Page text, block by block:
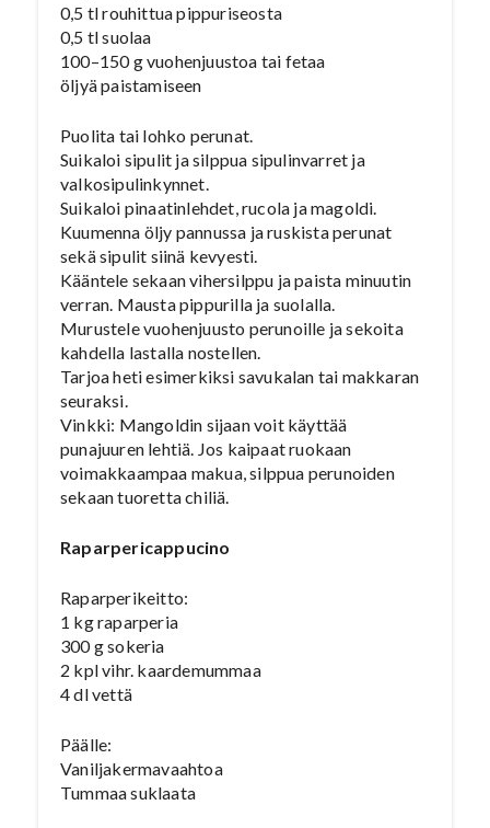
0,5 tl rouhittua pippuriseosta
0,5 tl suolaa
100–150 g vuohenjuustoa tai fetaa
öljyä paistamiseen
Puolita tai lohko perunat.
Suikaloi sipulit ja silppua sipulinvarret ja
valkosipulinkynnet.
Suikaloi pinaatinlehdet, rucola ja magoldi.
Kuumenna öljy pannussa ja ruskista perunat
sekä sipulit siinä kevyesti.
Kääntele sekaan vihersilppu ja paista minuutin
verran. Mausta pippurilla ja suolalla.
Murustele vuohenjuusto perunoille ja sekoita
kahdella lastalla nostellen.
Tarjoa heti esimerkiksi savukalan tai makkaran
seuraksi.
Vinkki: Mangoldin sijaan voit käyttää
punajuuren lehtiä. Jos kaipaat ruokaan
voimakkaampaa makua, silppua perunoiden
sekaan tuoretta chiliä.
Raparpericappucino
Raparperikeitto:
1 kg raparperia
300 g sokeria
2 kpl vihr. kaardemummaa
4 dl vettä
Päälle:
Vaniljakermavaahtoa
Tummaa suklaata